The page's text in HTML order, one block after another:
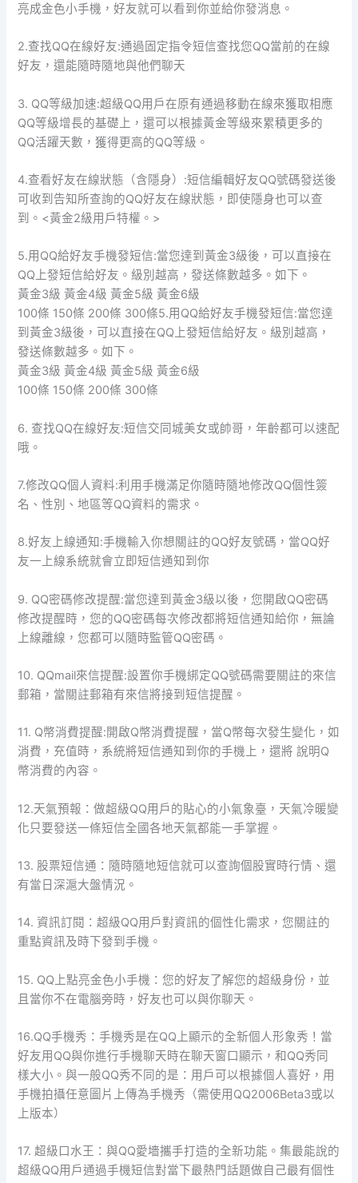
亮成金色小手機，好友就可以看到你並給你發消息。
2.查找QQ在線好友:通過固定指令短信查找您QQ當前的在線
好友，還能隨時隨地與他們聊天
3. QQ等級加速:超級QQ用戶在原有通過移動在線來獲取相應
QQ等級增長的基礎上，還可以根據黃金等級來累積更多的
QQ活躍天數，獲得更高的QQ等級。
4.查看好友在線狀態（含隱身）:短信編輯好友QQ號碼發送後
可收到告知所查詢的QQ好友在線狀態，即使隱身也可以查
到。<黃金2級用戶特權。>
5.用QQ給好友手機發短信:當您達到黃金3級後，可以直接在
QQ上發短信給好友。級別越高，發送條數越多。如下。
黃金3級 黃金4級 黃金5級 黃金6級
100條 150條 200條 300條5.用QQ給好友手機發短信:當您達
到黃金3級後，可以直接在QQ上發短信給好友。級別越高，
發送條數越多。如下。
黃金3級 黃金4級 黃金5級 黃金6級
100條 150條 200條 300條
6. 查找QQ在線好友:短信交同城美女或帥哥，年齡都可以速配
哦。
7.修改QQ個人資料:利用手機滿足你隨時隨地修改QQ個性簽
名、性別、地區等QQ資料的需求。
8.好友上線通知:手機輸入你想關註的QQ好友號碼，當QQ好
友一上線系統就會立即短信通知到你
9. QQ密碼修改提醒:當您達到黃金3級以後，您開啟QQ密碼
修改提醒時，您的QQ密碼每次修改都將短信通知給你，無論
上線離線，您都可以隨時監管QQ密碼。
10. QQmail來信提醒:設置你手機綁定QQ號碼需要關註的來信
郵箱，當關註郵箱有來信將接到短信提醒。
11. Q幣消費提醒:開啟Q幣消費提醒，當Q幣每次發生變化，如
消費，充值時，系統將短信通知到你的手機上，還將 說明Q
幣消費的內容。
12.天氣預報：做超級QQ用戶的貼心的小氣象臺，天氣冷暖變
化只要發送一條短信全國各地天氣都能一手掌握。
13. 股票短信通：隨時隨地短信就可以查詢個股實時行情、還
有當日深滬大盤情況。
14. 資訊訂閱：超級QQ用戶對資訊的個性化需求，您關註的
重點資訊及時下發到手機。
15. QQ上點亮金色小手機：您的好友了解您的超級身份，並
且當你不在電腦旁時，好友也可以與你聊天。
16.QQ手機秀：手機秀是在QQ上顯示的全新個人形象秀！當
好友用QQ與你進行手機聊天時在聊天窗口顯示，和QQ秀同
樣大小。與一般QQ秀不同的是：用戶可以根據個人喜好，用
手機拍攝任意圖片上傳為手機秀（需使用QQ2006Beta3或以
上版本）
17. 超級口水王：與QQ愛墻攜手打造的全新功能。集最能說的
超級QQ用戶通過手機短信對當下最熱門話題做自己最有個性